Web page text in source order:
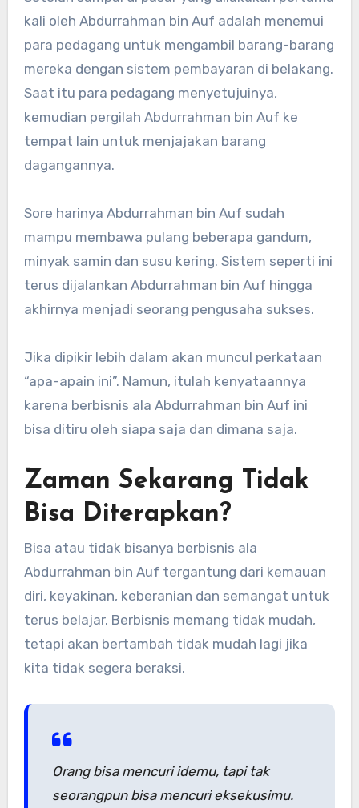
kali oleh Abdurrahman bin Auf adalah menemui
para pedagang untuk mengambil barang-barang
mereka dengan sistem pembayaran di belakang.
Saat itu para pedagang menyetujuinya,
kemudian pergilah Abdurrahman bin Auf ke
tempat lain untuk menjajakan barang
dagangannya.
Sore harinya Abdurrahman bin Auf sudah
mampu membawa pulang beberapa gandum,
minyak samin dan susu kering. Sistem seperti ini
terus dijalankan Abdurrahman bin Auf hingga
akhirnya menjadi seorang pengusaha sukses.
Jika dipikir lebih dalam akan muncul perkataan
“apa-apain ini”. Namun, itulah kenyataannya
karena berbisnis ala Abdurrahman bin Auf ini
bisa ditiru oleh siapa saja dan dimana saja.
Zaman Sekarang Tidak
Bisa Diterapkan?
Bisa atau tidak bisanya berbisnis ala
Abdurrahman bin Auf tergantung dari kemauan
diri, keyakinan, keberanian dan semangat untuk
terus belajar. Berbisnis memang tidak mudah,
tetapi akan bertambah tidak mudah lagi jika
kita tidak segera beraksi.
Orang bisa mencuri idemu, tapi tak
seorangpun bisa mencuri eksekusimu.